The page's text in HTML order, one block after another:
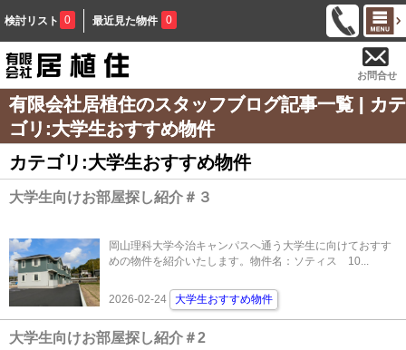
検討リスト 0 最近見た物件 0
お問合せ
有限会社居植住のスタッフブログ記事一覧 | カテ
ゴリ:大学生おすすめ物件
カテゴリ:大学生おすすめ物件
大学生向けお部屋探し紹介＃３
岡山理科大学今治キャンパスへ通う大学生に向けておすす
めの物件を紹介いたします。物件名：ソティス 10...
2026-02-24 大学生おすすめ物件
大学生向けお部屋探し紹介＃2